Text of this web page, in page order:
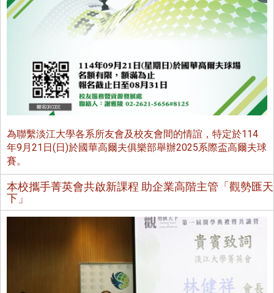
為聯繫淡江大學各系所友會及校友會間的情誼，特定於114
年9月21日(日)於國華高爾夫俱樂部舉辦2025系際盃高爾夫球
賽。
本校攜手菁英會共啟新課程 助企業高階主管「觀勢匯天
下」